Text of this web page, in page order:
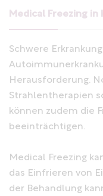
Medical Freezing in
Schwere
Herausforderung.
Strahlentherapien
können zudem die
beeinträchtigen.
Medical Freezing
das Einfrieren von
der Behandlung